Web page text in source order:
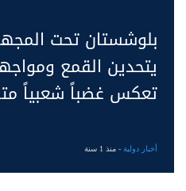
بلوشستان تحت
يتحدين القمع
تعكس غضباً شعبياً
أخبار دولية- منذ 1 سنة